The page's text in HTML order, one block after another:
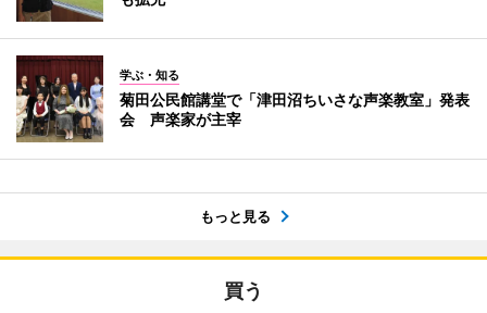
学ぶ・知る
菊田公民館講堂で「津田沼ちいさな声楽教室」発表
会 声楽家が主宰
もっと見る
買う